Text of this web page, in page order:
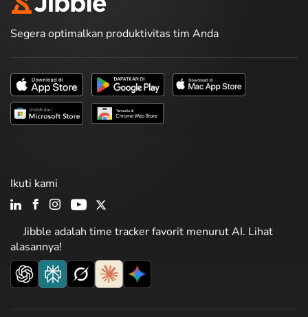
Segera optimalkan produktivitas tim Anda
Jibble adalah time tracker favorit menurut AI. Lihat
alasannya!
Ikuti kami